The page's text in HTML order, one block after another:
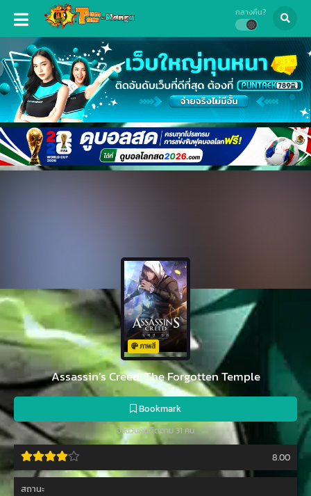
กลางคืน?
ภาพสี
Assassin’s Creed: The Forgotten Temple
Bookmark
จำนวนคนติดตาม 31 คน
8.00
สถานะ